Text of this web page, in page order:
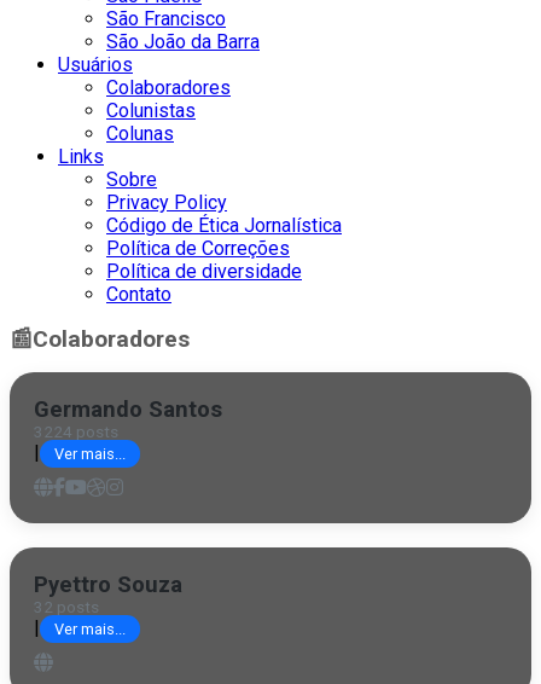
São Francisco
São João da Barra
Usuários
Colaboradores
Colunistas
Colunas
Links
Sobre
Privacy Policy
Código de Ética Jornalística
Política de Correções
Política de diversidade
Contato
📰Colaboradores
Germando Santos
3224 posts
Ver mais...
Pyettro Souza
32 posts
Ver mais...